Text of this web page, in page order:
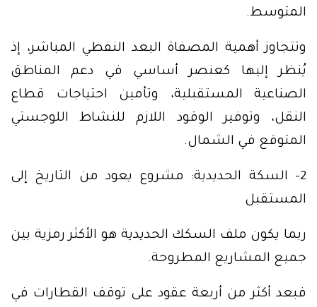
المتوسط.
وتتجاوز أهمية المصفاة البعد النفطي المباشر، إذ
يُنظر إليها كعنصر أساسي في دعم المناطق
الصناعية المستقبلية، وتأمين احتياجات قطاع
النقل، وتوفير الوقود اللازم للنشاط اللوجستي
المتوقع في الشمال.
2- السكة الحديدية: مشروع يعود من التاريخ إلى
المستقبل
ربما يكون ملف السكك الحديدية هو الأكثر رمزية بين
جميع المشاريع المطروحة.
فبعد أكثر من أربعة عقود على توقف القطارات في